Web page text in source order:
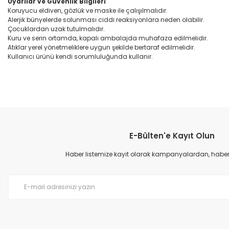
Koruyucu eldiven, gözlük ve maske ile çalışılmalıdır.
Alerjik bünyelerde solunması ciddi reaksiyonlara neden olabilir.
Çocuklardan uzak tutulmalıdır.
Kuru ve serin ortamda, kapalı ambalajda muhafaza edilmelidir.
Atıklar yerel yönetmeliklere uygun şekilde bertaraf edilmelidir.
Kullanıcı ürünü kendi sorumluluğunda kullanır.
E-Bülten'e Kayıt Olun
Haber listemize kayıt olarak kampanyalardan,